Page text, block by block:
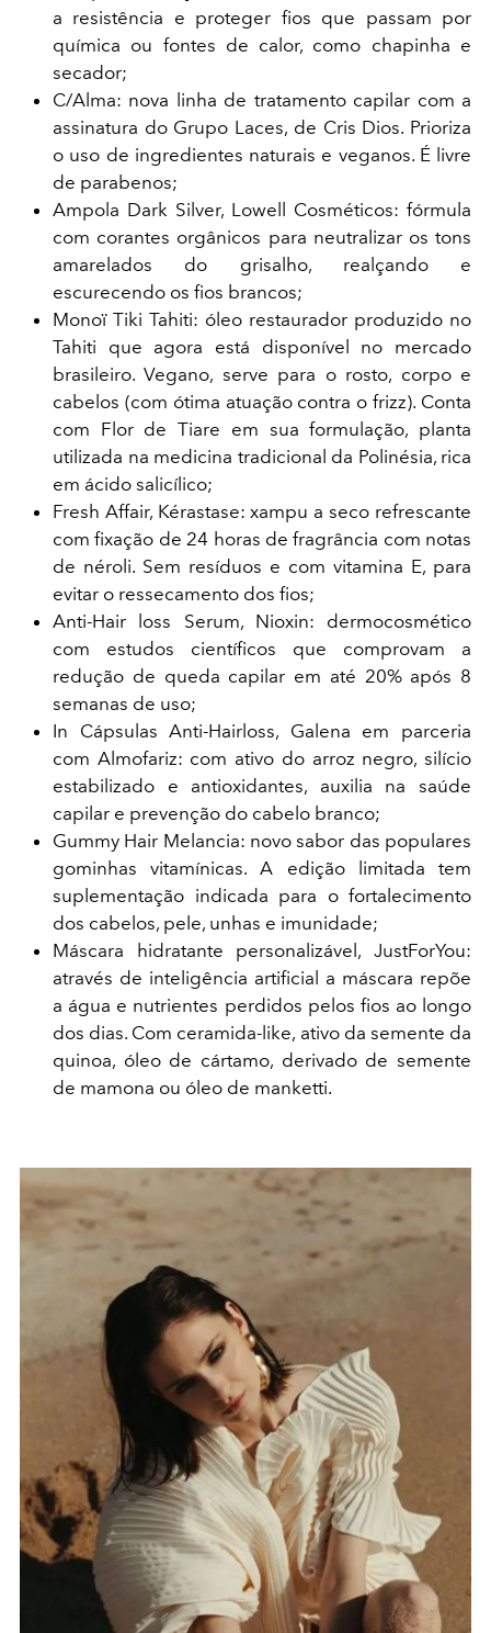
a resistência e proteger fios que passam por
química ou fontes de calor, como chapinha e
secador;
C/Alma: nova linha de tratamento capilar com a
assinatura do Grupo Laces, de Cris Dios. Prioriza
o uso de ingredientes naturais e veganos. É livre
de parabenos;
Ampola Dark Silver, Lowell Cosméticos: fórmula
com corantes orgânicos para neutralizar os tons
amarelados do grisalho, realçando e
escurecendo os fios brancos;
Monoï Tiki Tahiti: óleo restaurador produzido no
Tahiti que agora está disponível no mercado
brasileiro. Vegano, serve para o rosto, corpo e
cabelos (com ótima atuação contra o frizz). Conta
com Flor de Tiare em sua formulação, planta
utilizada na medicina tradicional da Polinésia, rica
em ácido salicílico;
Fresh Affair, Kérastase: xampu a seco refrescante
com fixação de 24 horas de fragrância com notas
de néroli. Sem resíduos e com vitamina E, para
evitar o ressecamento dos fios;
Anti-Hair loss Serum, Nioxin: dermocosmético
com estudos científicos que comprovam a
redução de queda capilar em até 20% após 8
semanas de uso;
In Cápsulas Anti-Hairloss, Galena em parceria
com Almofariz: com ativo do arroz negro, silício
estabilizado e antioxidantes, auxilia na saúde
capilar e prevenção do cabelo branco;
Gummy Hair Melancia: novo sabor das populares
gominhas vitamínicas. A edição limitada tem
suplementação indicada para o fortalecimento
dos cabelos, pele, unhas e imunidade;
Máscara hidratante personalizável, JustForYou:
através de inteligência artificial a máscara repõe
a água e nutrientes perdidos pelos fios ao longo
dos dias. Com ceramida-like, ativo da semente da
quinoa, óleo de cártamo, derivado de semente
de mamona ou óleo de manketti.